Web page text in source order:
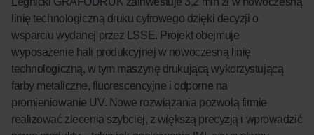
linię technologiczną druku cyfrowego dzięki decyzji o
wsparciu wydanej przez LSSE. Projekt obejmuje
wyposażenie hali produkcyjnej w nowoczesną linię
technologiczną, w tym maszynę drukującą wykorzystującą
farby metaliczne, fluorescencyjne i odporne na
promieniowanie UV. Nowe rozwiązania pozwolą firmie
realizować zlecenia szybciej, z większą precyzją i wprowadzić